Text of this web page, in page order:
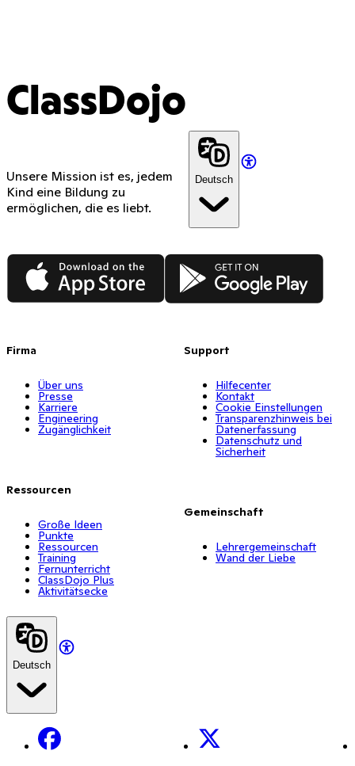
ClassDojo
Unsere Mission ist es, jedem
Kind eine Bildung zu
ermöglichen, die es liebt.
Deutsch
App Store Google Play
Firma
Über uns
Presse
Karriere
Engineering
Zugänglichkeit
Ressourcen
Große Ideen
Punkte
Ressourcen
Training
Fernunterricht
ClassDojo Plus
Aktivitätsecke
Support
Hilfecenter
Kontakt
Cookie Einstellungen
Transparenzhinweis bei
Datenerfassung
Datenschutz und
Sicherheit
Gemeinschaft
Lehrergemeinschaft
Wand der Liebe
Deutsch
Facebook X